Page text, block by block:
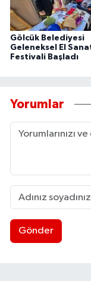
Gölcük Belediyesi
Geleneksel El
Festivali Başladı
Yorumlar
Gönder